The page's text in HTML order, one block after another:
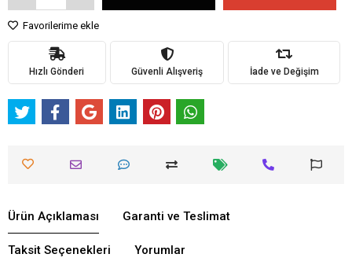
Favorilerime ekle
Hızlı Gönderi Güvenli Alışveriş İade ve Değişim
Ürün Açıklaması Garanti ve Teslimat
Taksit Seçenekleri Yorumlar